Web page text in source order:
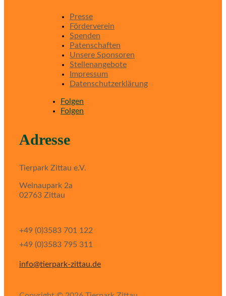
Presse
Förderverein
Spenden
Patenschaften
Unsere Sponsoren
Stellenangebote
Impressum
Datenschutzerklärung
Folgen
Folgen
Adresse
Tierpark Zittau e.V.
Weinaupark 2a
02763 Zittau
+49 (0)3583 701 122
+49 (0)3583 795 311
info@tierpark-zittau.de